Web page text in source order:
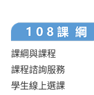
課綱與課程
課程諮詢服務
學生線上選課